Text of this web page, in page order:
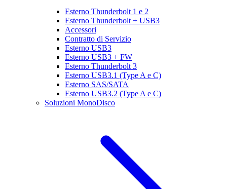
Esterno Thunderbolt 1 e 2
Esterno Thunderbolt + USB3
Accessori
Contratto di Servizio
Esterno USB3
Esterno USB3 + FW
Esterno Thunderbolt 3
Esterno USB3.1 (Type A e C)
Esterno SAS/SATA
Esterno USB3.2 (Type A e C)
Soluzioni MonoDisco